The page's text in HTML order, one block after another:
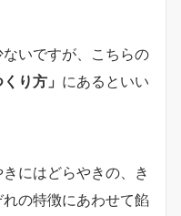
いですが、こちらの
り方」 にあるといい
にはどらやきの、き
の特徴にあわせて餡